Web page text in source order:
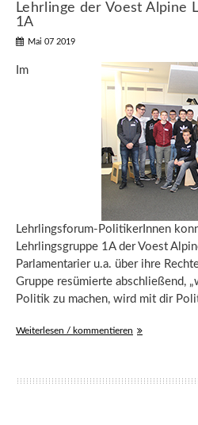
Lehrlinge der Voest Alpine
1A
Mai 07 2019
Im
Lehrlingsforum-PolitikerInnen
Lehrlingsgruppe 1A der Voest
Parlamentarier u.a. über ihre
Gruppe resümierte abschließend,
Politik zu machen, wird mit dir
Weiterlesen / kommentieren